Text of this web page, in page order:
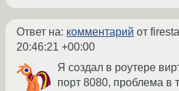
Ответ на: комментарий от
20:46:21 +00:00
Я создал в роутере
порт 8080, проблема в